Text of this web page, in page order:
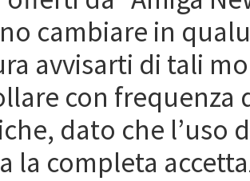
cambiare in
avvisarti di tali
con frequenza
dato che l’uso
la completa